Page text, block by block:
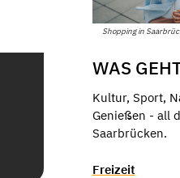
Shopping in
WAS
Kultur, Sport,
Genießen - all
Saarbrücken.
Freizeit